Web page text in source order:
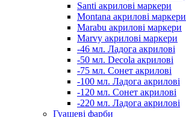
Santi акрилові маркери
Montana акрилові маркери
Marabu акрилові маркери
Marvy акрилові маркери
-46 мл. Ладога акрилові
-50 мл. Decola акрилові
-75 мл. Сонет акрилові
-100 мл. Ладога акрилові
-120 мл. Сонет акрилові
-220 мл. Ладога акрилові
Гуашеві фарби